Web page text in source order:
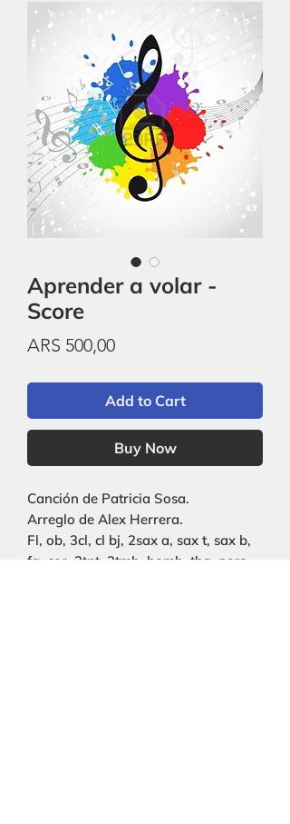
Aprender a volar -
Score
ARS 500,00Price
Add to Cart
Buy Now
Canción de Patricia Sosa.
Arreglo de Alex Herrera.
Fl, ob, 3cl, cl bj, 2sax a, sax t, sax b,
fg, cor, 3tpt, 2tmb, bomb, tba, perc,